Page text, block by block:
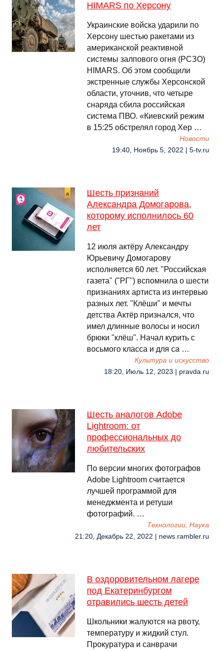
HIMARS по Херсону
Украинские войска ударили по
Херсону шестью ракетами из
американской реактивной
системы залпового огня (РСЗО)
HIMARS. Об этом сообщили
экстренные службы Херсонской
области, уточнив, что четыре
снаряда сбила российская
система ПВО. «Киевский режим
в 15:25 обстрелял город Хер …
Новости
19:40, Ноябрь 5, 2022 | 5-tv.ru
Шесть признаний
Александра Домогарова,
которому исполнилось 60
лет
12 июля актёру Александру
Юрьевичу Домогарову
исполняется 60 лет. "Российская
газета" ("РГ") вспомнила о шести
признаниях артиста из интервью
разных лет. "Клёши" и мечты
детства Актёр признался, что
имел длинные волосы и носил
брюки "клёш". Начал курить с
восьмого класса и для са …
Культура и искусство
18:20, Июль 12, 2023 | pravda.ru
Шесть аналогов Adobe
Lightroom: от
профессиональных до
любительских
По версии многих фотографов
Adobe Lightroom считается
лучшей программой для
менеджмента и ретуши
фотографий. …
Технологии, Наука
21:20, Декабрь 22, 2022 | news.rambler.ru
В оздоровительном лагере
под Екатеринбургом
отравились шесть детей
Школьники жалуются на рвоту,
температуру и жидкий стул.
Прокуратура и санврачи